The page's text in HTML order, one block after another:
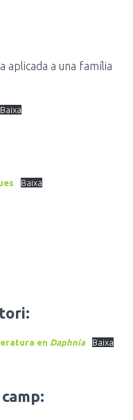
aplicada a una família
Baixa
Baixa
en Daphnia Baixa